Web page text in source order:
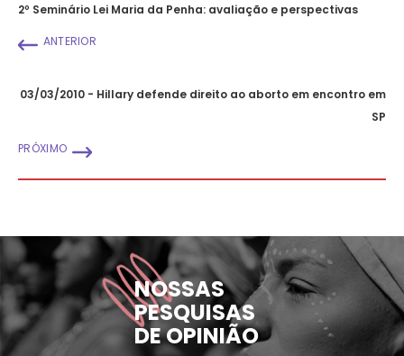
2º Seminário Lei Maria da Penha: avaliação e perspectivas
ANTERIOR
03/03/2010 - Hillary defende direito ao aborto em encontro em
SP
PRÓXIMO
NOSSAS
PESQUISAS
DE OPINIÃO